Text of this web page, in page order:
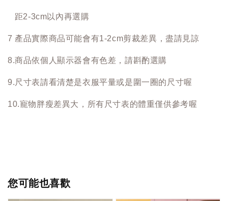
距2-3cm以內再選購
7 產品實際商品可能會有1-2cm剪裁差異，盡請見諒
8.商品依個人顯示器會有色差，請斟酌選購
9.尺寸表請看清楚是衣服平量或是圍一圈的尺寸喔
10.寵物胖瘦差異大，所有尺寸表的體重僅供參考喔
您可能也喜歡